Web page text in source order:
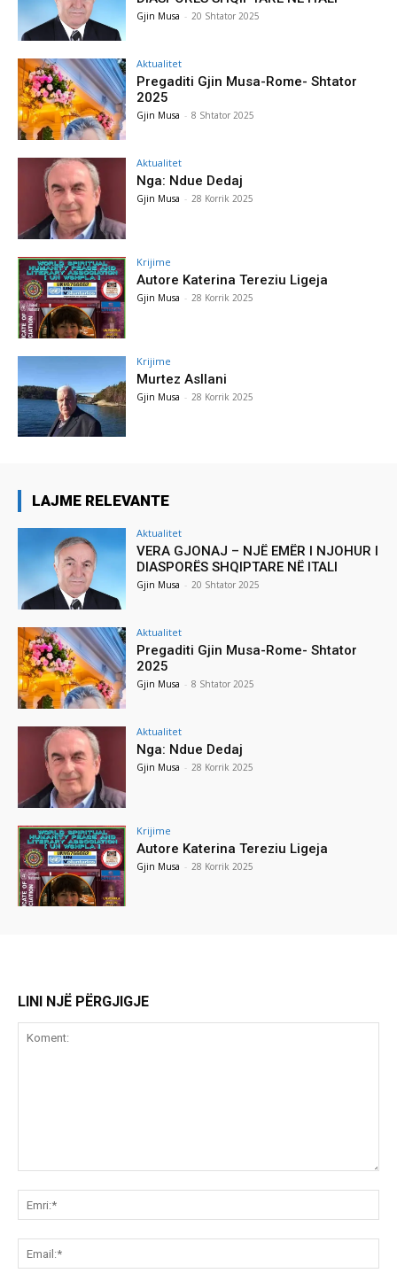
Gjin Musa - 20 Shtator 2025
Aktualitet
Pregaditi Gjin Musa-Rome- Shtator
2025
Gjin Musa - 8 Shtator 2025
Aktualitet
Nga: Ndue Dedaj
Gjin Musa - 28 Korrik 2025
Krijime
Autore Katerina Tereziu Ligeja
Gjin Musa - 28 Korrik 2025
Krijime
Murtez Asllani
Gjin Musa - 28 Korrik 2025
LAJME RELEVANTE
Aktualitet
VERA GJONAJ – NJË EMËR I NJOHUR I
DIASPORËS SHQIPTARE NË ITALI
Gjin Musa - 20 Shtator 2025
Aktualitet
Pregaditi Gjin Musa-Rome- Shtator
2025
Gjin Musa - 8 Shtator 2025
Aktualitet
Nga: Ndue Dedaj
Gjin Musa - 28 Korrik 2025
Krijime
Autore Katerina Tereziu Ligeja
Gjin Musa - 28 Korrik 2025
LINI NJË PËRGJIGJE